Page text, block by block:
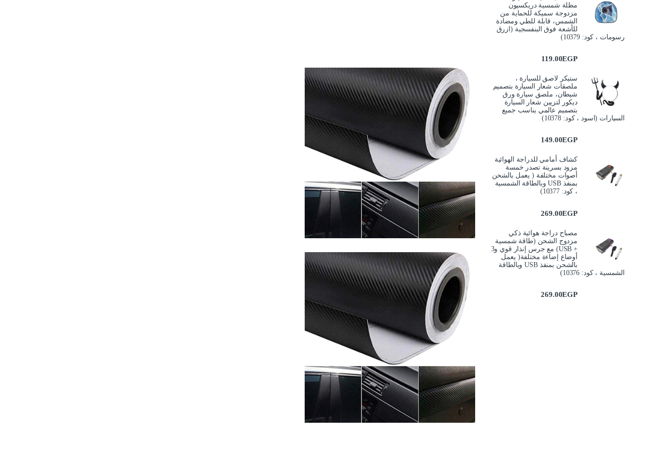
مظلة شمسية دريكسيون
مزدوجة سميكة للحماية من
الشمس، قابلة للطي ومضادة
للأشعة فوق البنفسجية (ازرق
رسومات ، كود: 10379)
119.00EGP
ستيكر لاصق للسيارة ،
ملصقات شعار السيارة بتصميم
شيطان، ملصق سيارة ورق
ديكور لتزيين شعار السيارة
بتصميم عالمي يناسب جميع
السيارات (اسود ، كود: 10378)
149.00EGP
كشاف أمامي للدراجة الهوائية
مزود بسرينة تصدر خمسة
أصوات مختلفة ( يعمل بالشحن
بمنفذ USB وبالطاقة الشمسية
، كود: 10377)
269.00EGP
مصباح دراجة هوائية ذكي
مزدوج الشحن (طاقة شمسية
+ USB) مع جرس إنذار قوي و3
أوضاع إضاءة مختلفة( يعمل
بالشحن بمنفذ USB وبالطاقة
الشمسية ، كود: 10376)
269.00EGP